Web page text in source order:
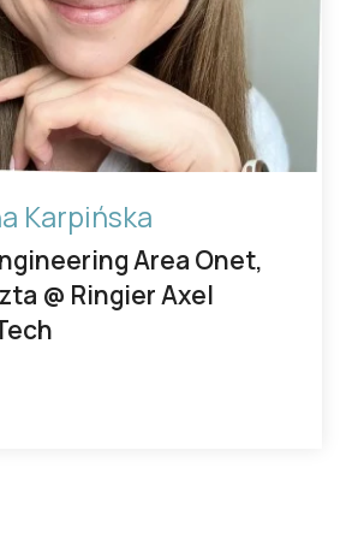
Karpińska
Area Onet,
@ Ringier Axel